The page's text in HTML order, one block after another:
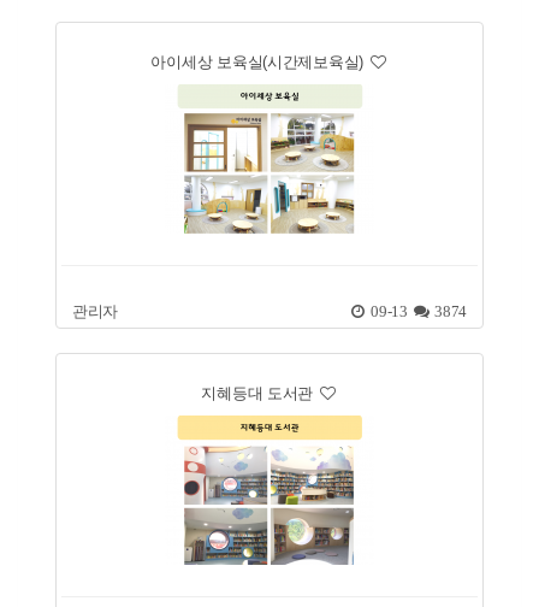
아이세상 보육실(시간제보육실)
관리자 09-13 3874
지혜등대 도서관